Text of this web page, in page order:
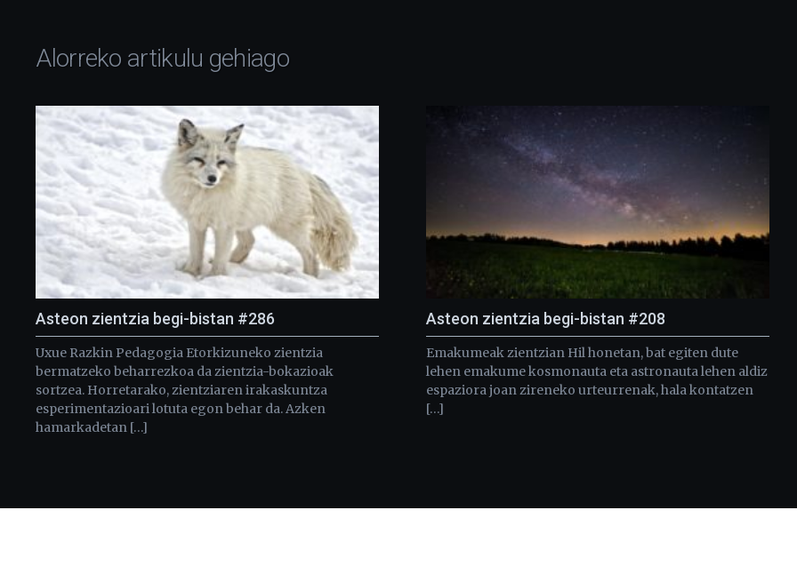
Alorreko artikulu gehiago
Asteon zientzia begi-bistan #286
Uxue Razkin Pedagogia Etorkizuneko zientzia
bermatzeko beharrezkoa da zientzia-bokazioak
sortzea. Horretarako, zientziaren irakaskuntza
esperimentazioari lotuta egon behar da. Azken
hamarkadetan […]
Asteon zientzia begi-bistan #208
Emakumeak zientzian Hil honetan, bat egiten dute
lehen emakume kosmonauta eta astronauta lehen aldiz
espaziora joan zireneko urteurrenak, hala kontatzen
[…]